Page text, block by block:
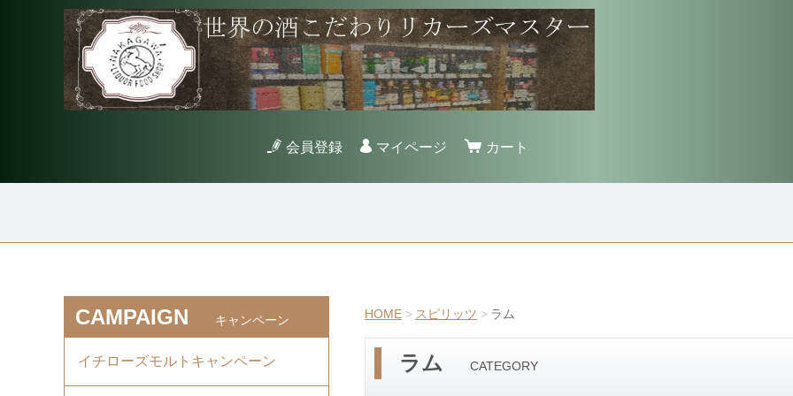
会員登録 マイページ カート
HOME スピリッツ ラム
ラム CATEGORY
CAMPAIGN キャンペーン
イチローズモルトキャンペーン